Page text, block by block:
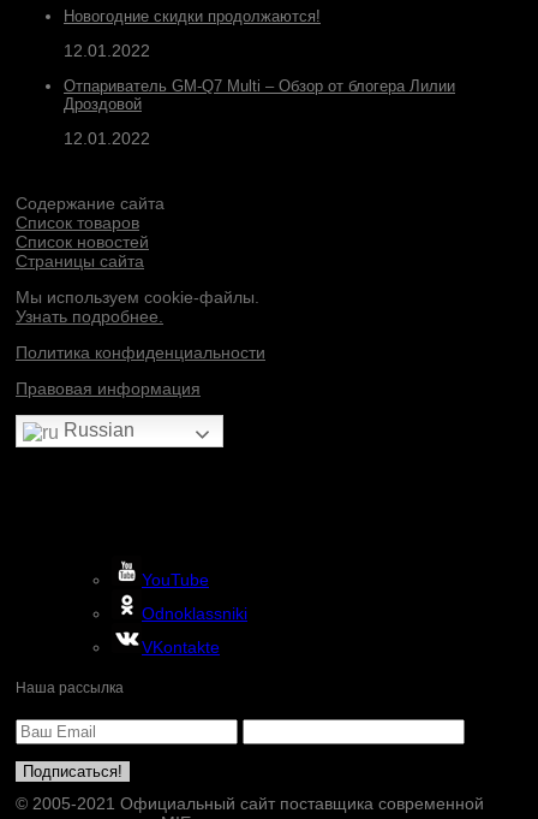
Новогодние скидки продолжаются!
12.01.2022
Отпариватель GM-Q7 Multi – Обзор от блогера Лилии
Дроздовой
12.01.2022
Содержание сайта
Список товаров
Список новостей
Страницы сайта
Мы используем cookie-файлы.
Узнать подробнее.
Политика конфиденциальности
Правовая информация
Russian
YouTube
Odnoklassniki
VKontakte
Наша рассылка
© 2005-2021 Официальный сайт поставщика современной